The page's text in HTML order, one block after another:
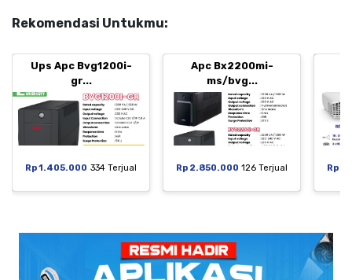
Rekomendasi Untukmu:
Ups Apc Bvg1200i-
gr...
Rp 1.405.000 334 Terjual
Apc Bx2200mi-
ms/bvg...
Rp 2.850.000 126 Terjual Rp